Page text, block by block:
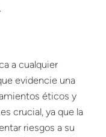
a cualquier
evidencie una
éticos y
crucial, ya que la
riesgos a su